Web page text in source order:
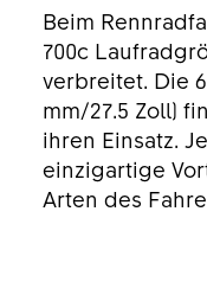
DE
Beim
700c
verbreitet. Die
mm/27.5 Zoll)
ihren Einsatz.
einzigartige
Arten des